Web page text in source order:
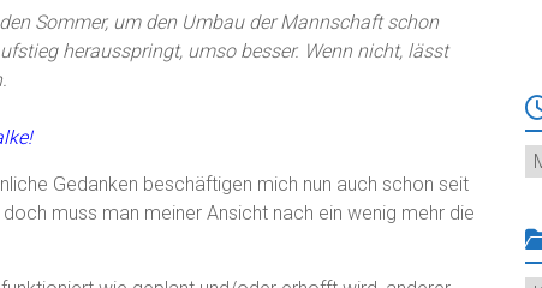
Sommer, um den Umbau der Mannschaft schon
herausspringt, umso besser. Wenn nicht, lässt
Gedanken beschäftigen mich nun auch schon seit
muss man meiner Ansicht nach ein wenig mehr die